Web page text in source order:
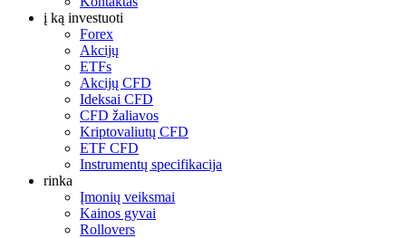
į ką investuoti
Forex
Akcijų
ETFs
Akcijų CFD
Ideksai CFD
CFD žaliavos
Kriptovaliutų CFD
ETF CFD
Instrumentų specifikacija
rinka
Įmonių veiksmai
Kainos gyvai
Rollovers